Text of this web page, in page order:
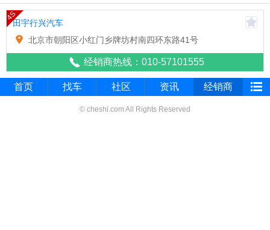
4S
田宇行兴汽车
北京市朝阳区小红门乡牌坊村南四环东路41号
经销商热线：010-57101555
首页 找车 社区 资讯 经销商
© cheshi.com All Rights Reserved